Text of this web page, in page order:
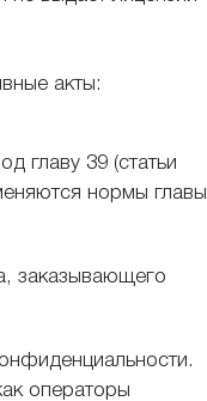
акты:
главу 39 (статьи
нормы главы
заказывающего
операторы